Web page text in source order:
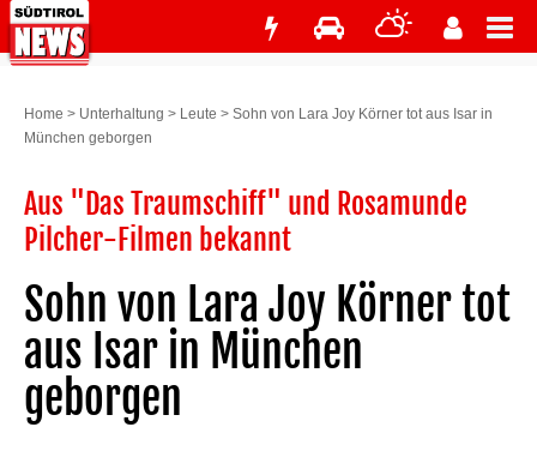
Home > Unterhaltung > Leute > Sohn von Lara Joy Körner tot aus Isar in
München geborgen
Aus "Das Traumschiff" und Rosamunde
Pilcher-Filmen bekannt
Sohn von Lara Joy Körner tot
aus Isar in München
geborgen